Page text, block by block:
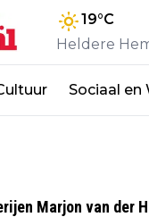
19°C
Heldere
Sociaal en
Marjon van der